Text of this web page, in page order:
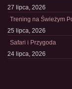
27 lipca, 2026
Trening na Świeżym
25 lipca, 2026
Safari i Przygoda
24 lipca, 2026